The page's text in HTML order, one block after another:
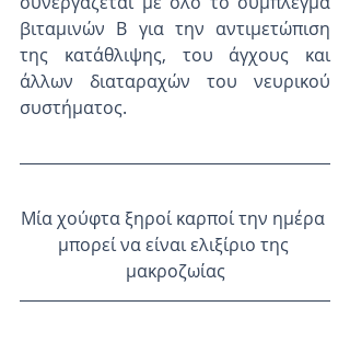
βιταμινών Β για την αντιμετώπιση
της κατάθλιψης, του άγχους και
άλλων διαταραχών του νευρικού
συστήματος.
Μία χούφτα ξηροί καρποί την ημέρα
μπορεί να είναι ελιξίριο της
μακροζωίας